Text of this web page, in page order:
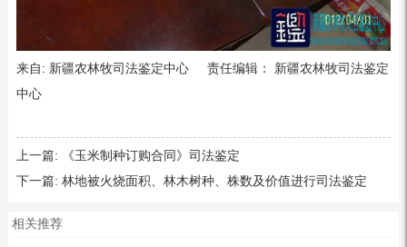
来自: 新疆农林牧司法鉴定中心 责任编辑： 新疆农林牧司法鉴定
中心
上一篇:
《玉米制种订购合同》司法鉴定
下一篇: 林地被火烧面积、林木树种、株数及价值进行司法鉴定
相关推荐